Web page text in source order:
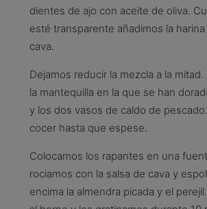
dientes de ajo con aceite de oliva.
esté transparente añadimos la
cava.
Dejamos reducir la mezcla a la
la mantequilla en la que se han
y los dos vasos de caldo de
cocer hasta que espese.
Colocamos los rapantes en una
rociamos con la salsa de cava y
encima la almendra picada y el